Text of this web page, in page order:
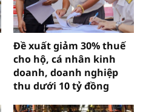
Đề xuất giảm 30% thuế
cho hộ, cá nhân kinh
doanh, doanh nghiệp
thu dưới 10 tỷ đồng